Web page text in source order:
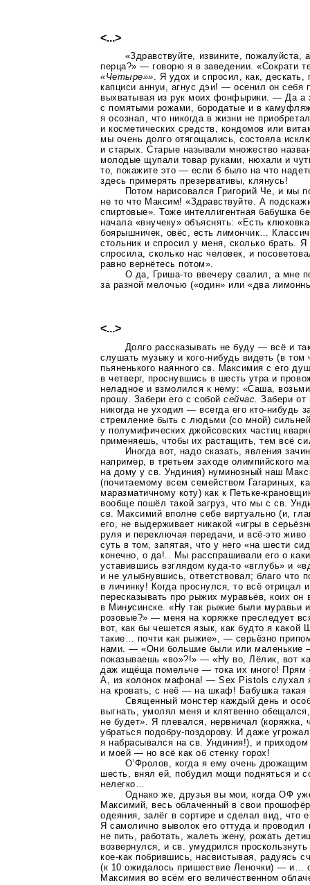
<...>
«Здравствуйте, извините, пожалуйста,
перца?» — говорю я в заведении. «Сократи
«Четыре»». Я удох и спросил, как, дескать,
капциси аннуи, агнус дэи! — осенил он
выхватывая из рук моих фонфырики. — Да а
с помятыми рожами, бородатые и в
я осознал, что никогда в жизни не
и косметических средств, кондомов или
мы очень долго отягощались, состояла
и старых. Старые называли множество
молодые щупали товар руками, нюхали и
то, покажите это — если б было на что
здесь примерять презервативы, клянусь!
Потом нарисовался Григорий Че, и мы
не то что Максим! «Здравствуйте. А
спиртовые». Тоже интеллигентная бабушка
начала «внучеку» объяснять: «Есть
боярышничек, овёс, есть лимончик…
стольник и спросил у меня, сколько брать.
спросила, сколько нас человек, и
равно вернётесь потом».
О да, Гриша-то ввечеру свалил, а мне
за разной мелочью («один» или «два
<...>
Долго рассказывать не буду — всё и
слушать музыку и кого-нибудь видеть (в том
пьяненького наянного св. Максимия с его
в четверг, проснувшись в шесть утра и
неладное и взмолился к нему: «Саша,
прошу. Забери его с собойсейчас.Забери от
никогда не уходил — всегда его кто-нибудь
стремление быть с людьми (со мной)
у полумифических джойсовских частиц
применяешь, чтобы их растащить, тем всё
Иногда вот, надо сказать, явления
например, в третьем заходе олимпийского
на дому у св. Ундиния) нуминозный наш
(почитаемому всем семейством Гагариных,
маразматичному коту) как к Петьке-
вообще пошёл такой загруз, что мы с св.
св. Максимий вполне себе виртуально (и,
его, не выдерживает никакой «игры в
руля и переключая передачи, ивсё-это живо
суть в том, запятая, что у него «на шести
конечно, о да!.. Мы расспрашивали его о
уставившись взглядом куда-то «вглубь» и
и не улыбнувшись, ответствовал; благо что
в личинку! Когда проснулся, то всё отрицал
пересказывать про рыжих муравьёв, коих
в Минусинске. «Ну так рыжие были муравьи
розовые?» — меня на коряжке преследует
вот, как бы чешется язык, как будто я
такие… почти как рыжие», — серьёзно
нами. — «Они большие были или маленькие
показываешь «во»?!» — «Ну во, Лёлик, вот
даж ищёща помельче — тока их много! Прям
А, из колонок мафона! — Sex Pistols
на кровать, с неё — на шкаф! Бабушка
Священный монстер каждый день и
выгнать, умолял меня и клятвенно
не будет». Я плевался, нервничал (коряжка,
убраться подобру-поздорову. И даже
я набрасывался на св. Ундиния!), и
и моей — но всё как об стенку горох!
О’Фролов, когда я ему очень
шесть, внял ей, побудил мощи подняться и
нелегко…
Однако же, друзья вы мои, когда ОФ
Максимий, весь облаченный в свои
одеяния, залёг в сортире и сделал вид, что
Я самолично выволок его оттуда и
не пить, работать, жалеть жену, рожать
возвернулся, и св. умудрился
кое-как побрившись, насвистывая, радуясь
(к 10 ожидалось пришествие Леночки) — и…
Максимия во всём его величественном